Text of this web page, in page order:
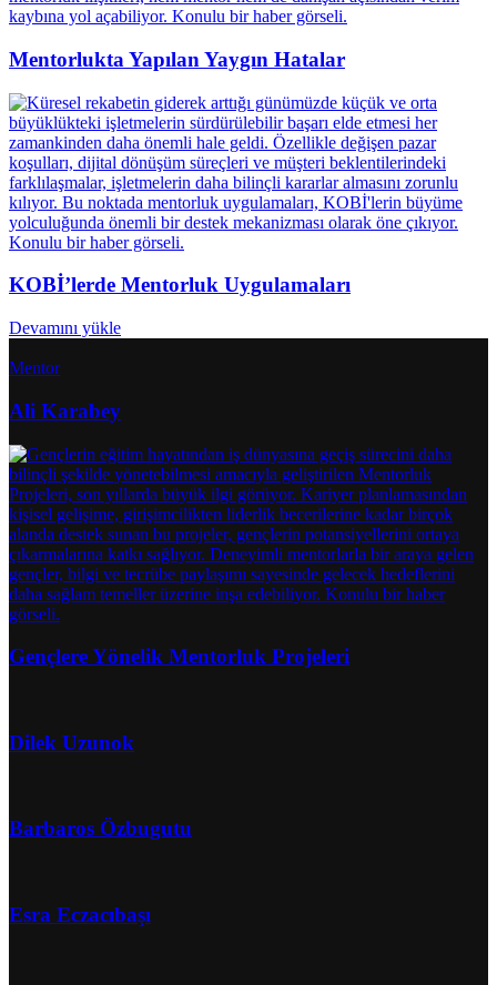
Mentorlukta Yapılan Yaygın Hatalar
KOBİ’lerde Mentorluk Uygulamaları
Devamını yükle
Mentor
Ali Karabey
Gençlere Yönelik Mentorluk Projeleri
Dilek Uzunok
Barbaros Özbugutu
Esra Eczacıbaşı